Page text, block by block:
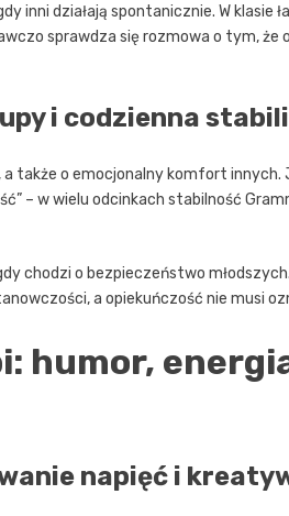
inni działają spontanicznie. W klasie
sprawdza się rozmowa o tym,
i codzienna
a także o emocjonalny komfort
– w wielu odcinkach stabilność
chodzi o bezpieczeństwo
a opiekuńczość nie musi
humor,
napięć i